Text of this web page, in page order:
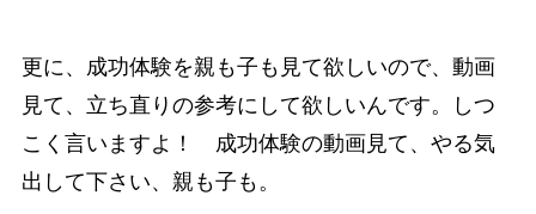
更に、成功体験を親も子も見て欲しいので、動画
見て、立ち直りの参考にして欲しいんです。しつ
こく言いますよ！ 成功体験の動画見て、やる気
出して下さい、親も子も。